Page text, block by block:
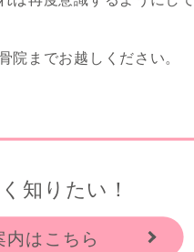
までお越しください。
知りたい！
はこちら